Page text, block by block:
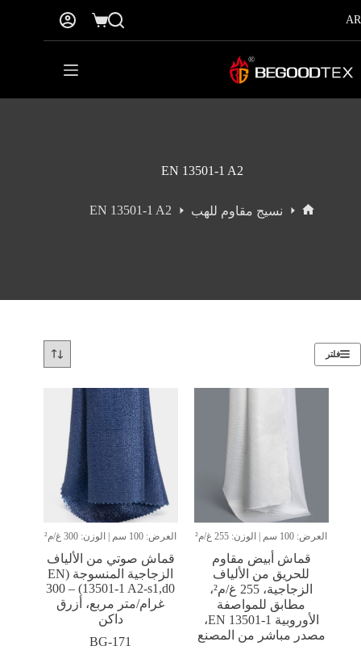
إلى
المحتوى
AR
عربة
التسوق
EN 13501-1 A2
نسيج مقاوم للهب EN 13501-1 A2
فلتر
العرض: 100 سم | الوزن: 255 غ/م²
قماش أبيض مقاوم
للحريق من الألياف
الزجاجية، 255 غ/م²،
مطابق للمواصفة
الأوروبية EN 13501-1،
مصدر مباشر من المصنع
العرض: 100 سم | الوزن: 300 غ/م²
قماش صوتي من الألياف
الزجاجية المنسوجة (EN
13501-1 A2-s1,d0) – 300
غرام/متر مربع، أزرق
داكن
BG-171